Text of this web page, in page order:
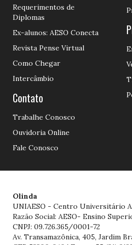
Requerimentos de
Diplomas
Ex-alunos: AESO Conecta
Revista Pense Virtual
Como Chegar
Intercâmbio
Contato
Trabalhe Conosco
Ouvidoria Online
Fale Conosco
Olinda
UNIAESO - Centro Universitário
Razão Social: AESO- Ensino
CNPJ: 09.726.365/0001-72
Av. Transamazônica, 405, Jardim